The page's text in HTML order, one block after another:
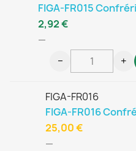
FIGA-FR015
—
2,92 €
− +
FIGA-FR016
FIGA-FR016
—
25,00 €